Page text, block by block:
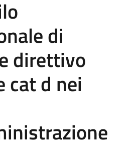
di
direttivo
cat d nei